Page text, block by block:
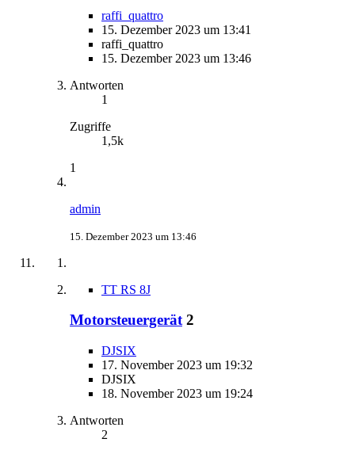
raffi_quattro
15. Dezember 2023 um 13:41
raffi_quattro
15. Dezember 2023 um 13:46
Antworten
1
Zugriffe
1,5k
1
admin
15. Dezember 2023 um 13:46
TT RS 8J
Motorsteuergerät 2
DJSIX
17. November 2023 um 19:32
DJSIX
18. November 2023 um 19:24
Antworten
2